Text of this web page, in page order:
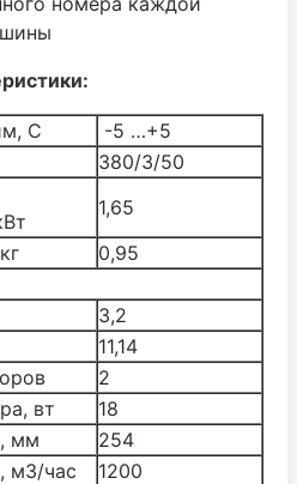
С
-5 …+5
380/3/50
1,65
0,95
3,2
11,14
2
вт
18
мм
254
м3/час
1200